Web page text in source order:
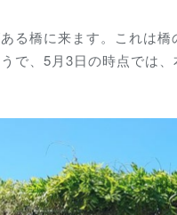
る橋に来ます。これは
で、5月3日の時点では